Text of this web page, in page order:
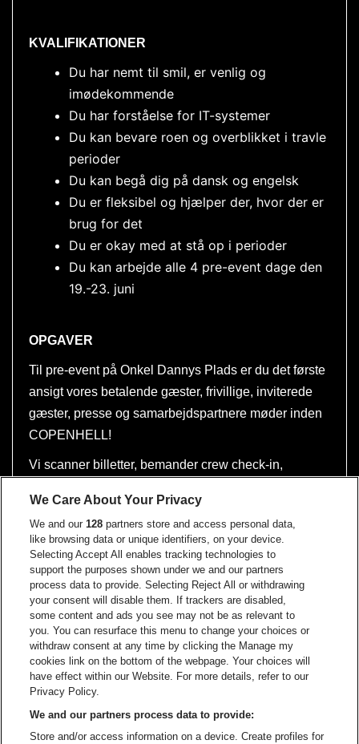
KVALIFIKATIONER
Du har nemt til smil, er venlig og
imødekommende
Du har forståelse for IT-systemer
Du kan bevare roen og overblikket i travle
perioder
Du kan begå dig på dansk og engelsk
Du er fleksibel og hjælper der, hvor der er
brug for det
Du er okay med at stå op i perioder
Du kan arbejde alle 4 pre-event dage den
19.-23. juni
OPGAVER
Til pre-event på Onkel Dannys Plads er du det første
ansigt vores betalende gæster, frivillige, inviterede
gæster, presse og samarbejdspartnere møder inden
COPENHELL!
Vi scanner billetter, bemander crew check-in,
står i baren.
Alle poster håndteres med et smil og godt humør,
også når der er travlt!
Posterne bliver fordelt ved vagtstart og der forventes
at du gerne flytter post, når der er brug for det.
Ved at tilmelde mig dette hold, siger jeg JA TAK til
at være fleksibel og påtager mig gerne varierede
opgaver under pre-eventet. Jeg er indforstået
med, at jeg skal skifte opgave, hvis der vurderes,
We Care About Your Privacy
We and our128 partners store and access personal data,
like browsing data or unique identifiers, on your device.
Selecting Accept All enables tracking technologies to
support the purposes shown under we and our partners
process data to provide. Selecting Reject All or withdrawing
your consent will disable them. If trackers are disabled,
some content and ads you see may not be as relevant to
you. You can resurface this menu to change your choices or
withdraw consent at any time by clicking the Manage my
cookies link on the bottom of the webpage. Your choices will
have effect within our Website. For more details, refer to our
Privacy Policy.
We and our partners process data to provide:
Store and/or access information on a device. Create profiles for